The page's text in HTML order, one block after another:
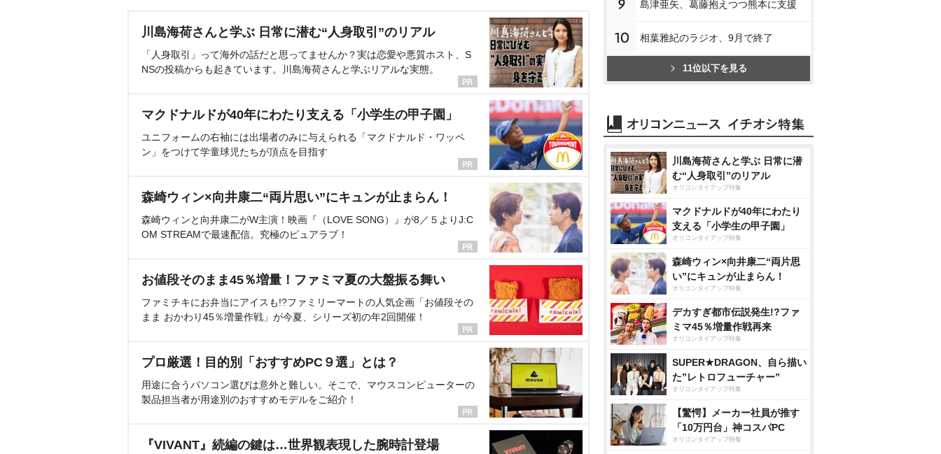
川島海荷さんと学ぶ 日常に潜む“人身取引”のリアル
「人身取引」って海外の話だと思ってませんか？実は恋愛や悪質ホスト、S
NSの投稿からも起きています。川島海荷さんと学ぶリアルな実態。
マクドナルドが40年にわたり支える「小学生の甲子園」
ユニフォームの右袖には出場者のみに与えられる「マクドナルド・ワッペ
ン」をつけて学童球児たちが頂点を目指す
森崎ウィン×向井康二“両片思い”にキュンが止まらん！
森崎ウィンと向井康二がW主演！映画『（LOVE SONG）』が8／５よりJ:C
OM STREAMで最速配信。究極のピュアラブ！
お値段そのまま45％増量！ファミマ夏の大盤振る舞い
ファミチキにお弁当にアイスも!?ファミリーマートの人気企画「お値段その
まま おかわり45％増量作戦」が今夏、シリーズ初の年2回開催！
プロ厳選！目的別「おすすめPC９選」とは？
用途に合うパソコン選びは意外と難しい。そこで、マウスコンピューターの
製品担当者が用途別のおすすめモデルをご紹介！
『VIVANT』続編の鍵は…世界観表現した腕時計登場
9 島津亜矢、葛藤抱えつつ熊本に支援
10 相葉雅紀のラジオ、9月で終了
11位以下を見る
川島海荷さんと学ぶ 日常に潜
む“人身取引”のリアル
オリコンタイアップ特集
マクドナルドが40年にわたり
支える「小学生の甲子園」
オリコンタイアップ特集
森崎ウィン×向井康二“両片思
い”にキュンが止まらん！
オリコンタイアップ特集
デカすぎ都市伝説発生!?ファ
ミマ45％増量作戦再来
オリコンタイアップ特集
SUPER★DRAGON、自ら描い
た”レトロフューチャー”
オリコンタイアップ特集
【驚愕】メーカー社員が推す
「10万円台」神コスパPC
オリコンタイアップ特集